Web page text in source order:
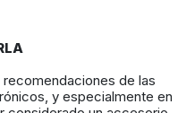
de las
y especialmente en